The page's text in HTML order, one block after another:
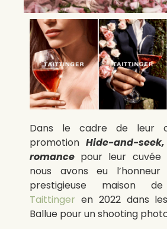
Dans le cadre de leur
promotion Hide-and-
romance pour leur cuvée
nous avons eu l’honneur
prestigieuse maison
Taittinger en 2022 dans
Ballue pour un shooting